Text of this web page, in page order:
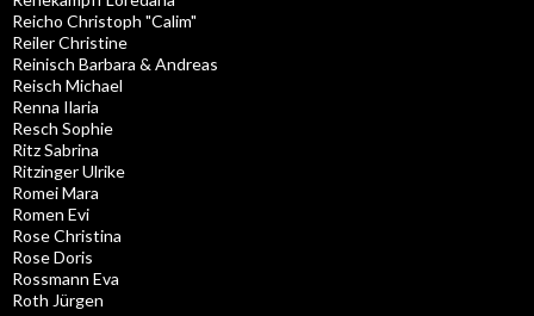
Reicho Christoph "Calim"
Reiler Christine
Reinisch Barbara & Andreas
Reisch Michael
Renna Ilaria
Resch Sophie
Ritz Sabrina
Ritzinger Ulrike
Romei Mara
Romen Evi
Rose Christina
Rose Doris
Rossmann Eva
Roth Jürgen